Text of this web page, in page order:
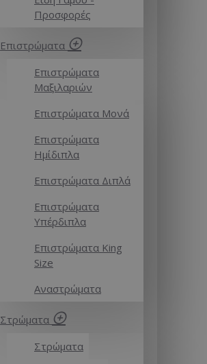
Προσφορές
Επιστρώματα
Επιστρώματα
Μαξιλαριών
Επιστρώματα Μονά
Επιστρώματα
Ημίδιπλα
Επιστρώματα Διπλά
Επιστρώματα
Υπέρδιπλα
Επιστρώματα King
Size
Αναστρώματα
Στρώματα
Στρώματα